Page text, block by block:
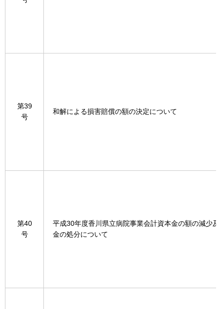
第39
号
和解による損害賠償の額の決定について
第40
号
平成30年度香川県立病院事業会計資本金の額の減少
金の処分について